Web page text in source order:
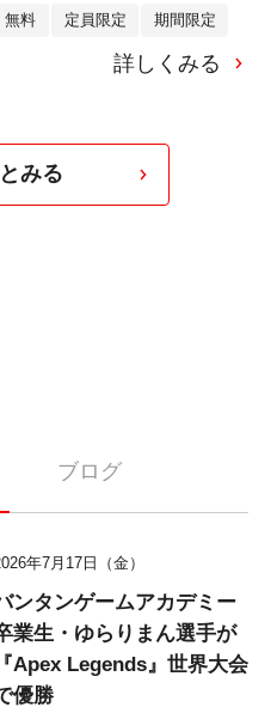
無料 定員限定 期間限定
詳しくみる
みる
ブログ
年7月17日（金）
ンタンゲームアカデミー
業生・ゆらりまん選手が
『Apex Legends』世界大会
優勝